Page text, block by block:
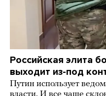
Российская элита
выходит из-под
Путин использует